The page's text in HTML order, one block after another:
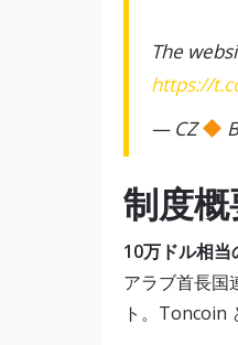
The
https://
— CZ
制度
10万ドル相当
アラブ首長国
ト。Toncoin